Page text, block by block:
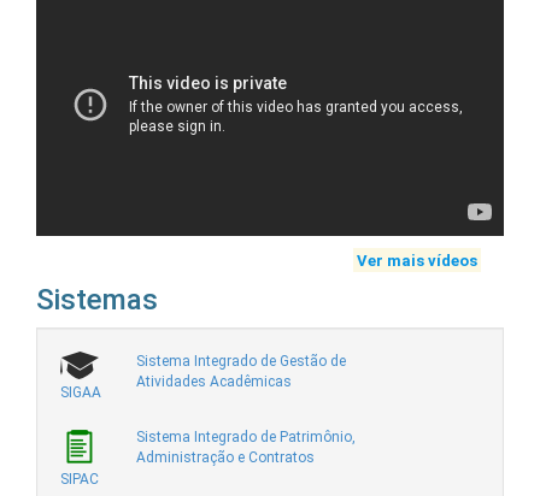
Ver mais vídeos
Sistemas
SIGAA
Sistema Integrado de Gestão de
Atividades Acadêmicas
SIPAC
Sistema Integrado de Patrimônio,
Administração e Contratos